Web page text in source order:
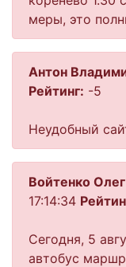
меры, это
Антон
Рейтинг: -5
Неудобный
Войтенко
17:14:34
Сегодня, 5
автобус